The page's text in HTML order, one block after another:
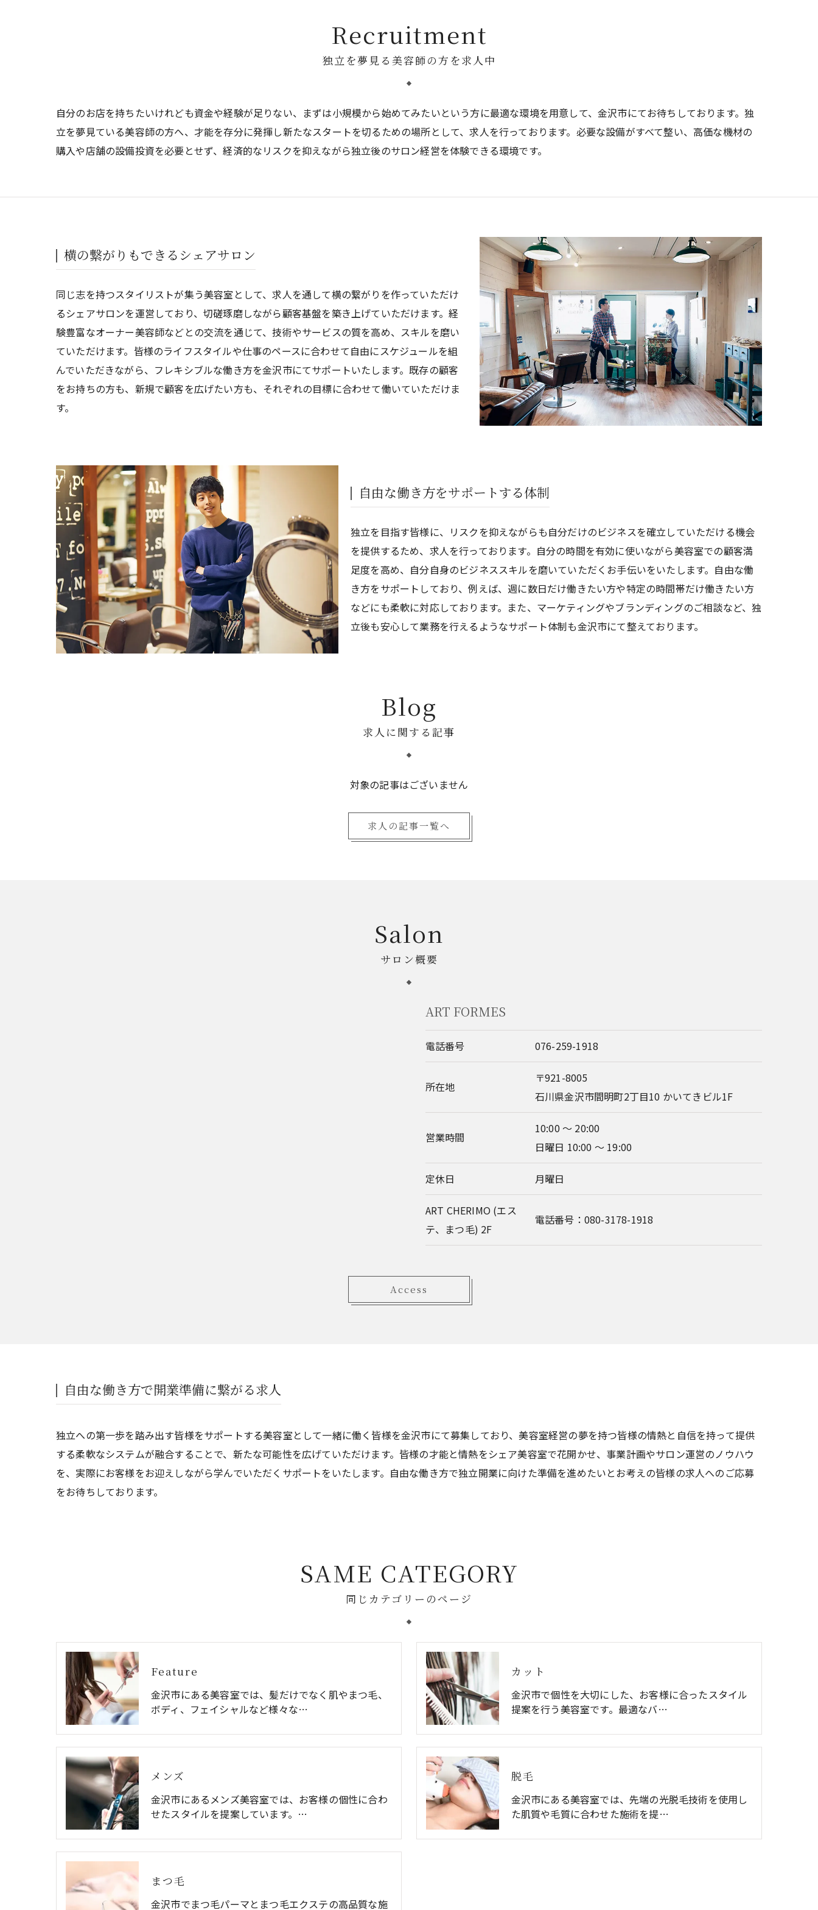
独立を夢見る美容師の方を求人中
Recruitment
自分のお店を持ちたいけれども資金や経験が足りない、まずは小規模から始めてみたいという方に最適な環境を用意して、金沢市にてお待ちしております。独
立を夢見ている美容師の方へ、才能を存分に発揮し新たなスタートを切るための場所として、求人を行っております。必要な設備がすべて整い、高価な機材の
購入や店舗の設備投資を必要とせず、経済的なリスクを抑えながら独立後のサロン経営を体験できる環境です。
横の繋がりもできるシェアサロン
同じ志を持つスタイリストが集う美容室として、求人を通して横の繋がりを作っていただけ
るシェアサロンを運営しており、切磋琢磨しながら顧客基盤を築き上げていただけます。経
験豊富なオーナー美容師などとの交流を通じて、技術やサービスの質を高め、スキルを磨い
ていただけます。皆様のライフスタイルや仕事のペースに合わせて自由にスケジュールを組
んでいただきながら、フレキシブルな働き方を金沢市にてサポートいたします。既存の顧客
をお持ちの方も、新規で顧客を広げたい方も、それぞれの目標に合わせて働いていただけま
す。
自由な働き方をサポートする体制
独立を目指す皆様に、リスクを抑えながらも自分だけのビジネスを確立していただける機会
を提供するため、求人を行っております。自分の時間を有効に使いながら美容室での顧客満
足度を高め、自分自身のビジネススキルを磨いていただくお手伝いをいたします。自由な働
き方をサポートしており、例えば、週に数日だけ働きたい方や特定の時間帯だけ働きたい方
などにも柔軟に対応しております。また、マーケティングやブランディングのご相談など、独
立後も安心して業務を行えるようなサポート体制も金沢市にて整えております。
Blog
求人に関する記事
対象の記事はございません
求人の記事一覧へ
Salon
サロン概要
ART FORMES
電話番号 076-259-1918
所在地
〒921-8005
石川県金沢市間明町2丁目10 かいてきビル1F
営業時間
10:00 〜 20:00
日曜日 10:00 ～ 19:00
定休日 月曜日
ART CHERIMO (エス
テ、まつ毛) 2F
電話番号：080-3178-1918
Access
自由な働き方で開業準備に繋がる求人
独立への第一歩を踏み出す皆様をサポートする美容室として一緒に働く皆様を金沢市にて募集しており、美容室経営の夢を持つ皆様の情熱と自信を持って提供
する柔軟なシステムが融合することで、新たな可能性を広げていただけます。皆様の才能と情熱をシェア美容室で花開かせ、事業計画やサロン運営のノウハウ
を、実際にお客様をお迎えしながら学んでいただくサポートをいたします。自由な働き方で独立開業に向けた準備を進めたいとお考えの皆様の求人へのご応募
をお待ちしております。
同じカテゴリーのページ
SAME CATEGORY
Feature
金沢市にある美容室では、髪だけでなく肌やまつ毛、
ボディ、フェイシャルなど様々な…
カット
金沢市で個性を大切にした、お客様に合ったスタイル
提案を行う美容室です。最適なバ…
メンズ
金沢市にあるメンズ美容室では、お客様の個性に合わ
せたスタイルを提案しています。…
脱毛
金沢市にある美容室では、先端の光脱毛技術を使用し
た肌質や毛質に合わせた施術を提…
まつ毛
金沢市でまつ毛パーマとまつ毛エクステの高品質な施